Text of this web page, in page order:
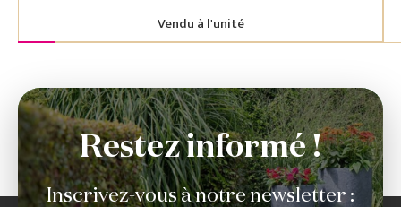
Vendu à l'unité
Restez informé !
Inscrivez-vous à notre newsletter :